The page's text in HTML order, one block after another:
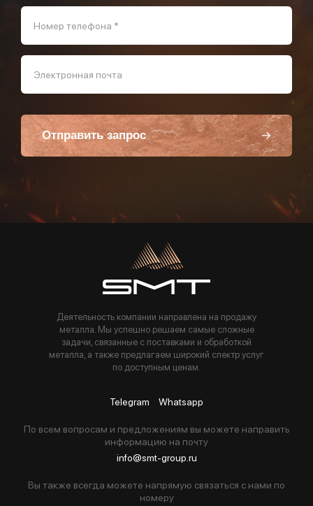
Номер телефона *
Электронная почта
Отправить запрос
Пользуясь данной формой вы соглашаетесь с политикой компании
Деятельность компании направлена на продажу
металла. Мы успешно решаем самые сложные
задачи, связанные с поставками и обработкой
металла, а также предлагаем широкий спектр услуг
по доступным ценам.
Telegram Whatsapp
По всем вопросам и предложениям вы можете направить
информацию на почту
info@smt-group.ru
Вы также всегда можете напрямую связаться с нами по
номеру